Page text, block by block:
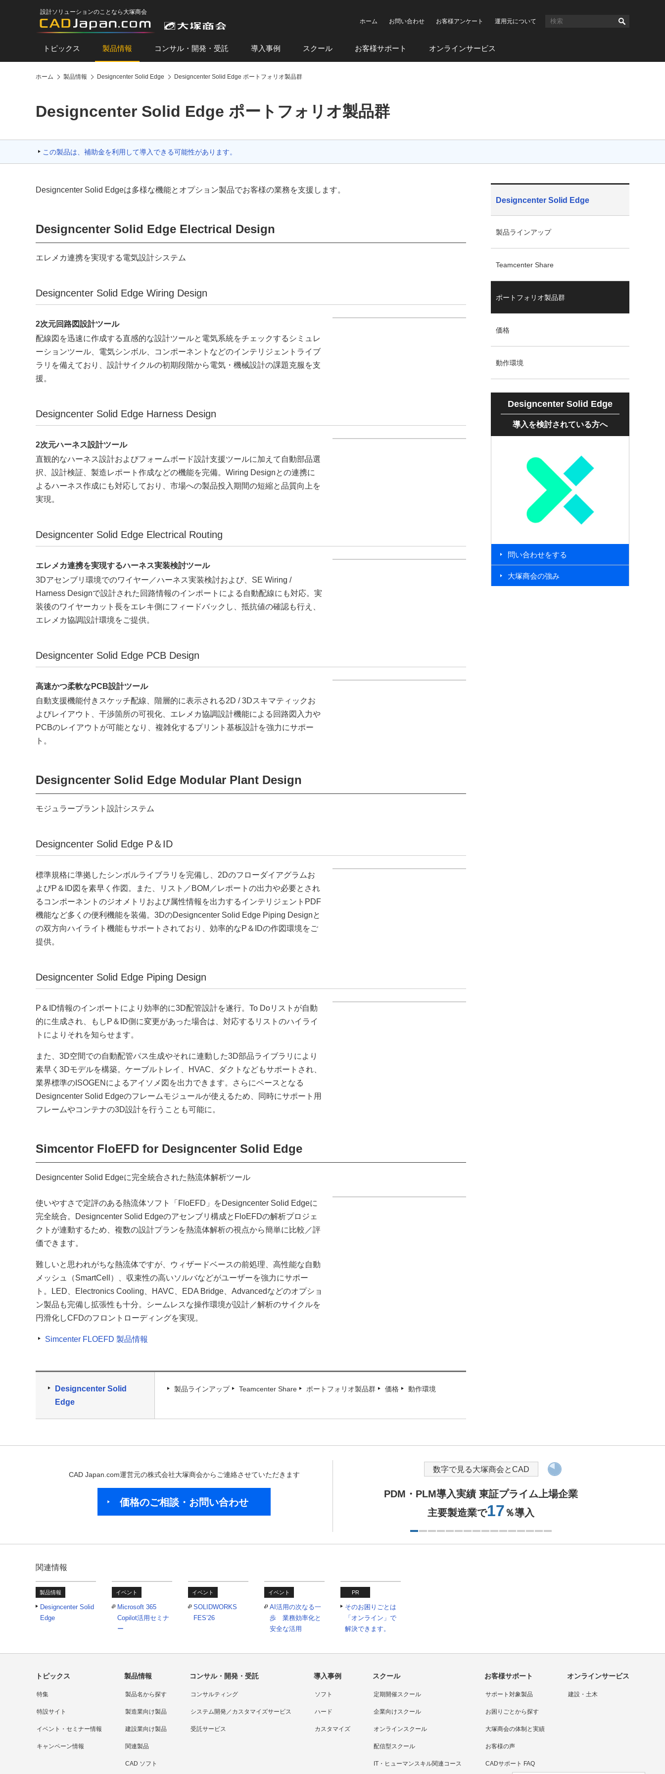
設計ソリューションのことなら大塚商会
ホーム
お問い合わせ お客様アンケート 運用元について
トピックス 製品情報 コンサル・開発・受託 導入事例 スクール お客様サポート オンラインサービス
ホーム 製品情報 Designcenter Solid Edge Designcenter Solid Edge ポートフォリオ製品群
Designcenter Solid Edge ポートフォリオ製品群
この製品は、補助金を利用して導入できる可能性があります。
Designcenter Solid Edgeは多様な機能とオプション製品でお客様の業務を支援します。
Designcenter Solid Edge Electrical Design
エレメカ連携を実現する電気設計システム
Designcenter Solid Edge Wiring Design
2次元回路図設計ツール
配線図を迅速に作成する直感的な設計ツールと電気系統をチェックするシミュレ
ーションツール、電気シンボル、コンポーネントなどのインテリジェントライブ
ラリを備えており、設計サイクルの初期段階から電気・機械設計の課題克服を支
援。
Designcenter Solid Edge Harness Design
2次元ハーネス設計ツール
直観的なハーネス設計およびフォームボード設計支援ツールに加えて自動部品選
択、設計検証、製造レポート作成などの機能を完備。Wiring Designとの連携に
よるハーネス作成にも対応しており、市場への製品投入期間の短縮と品質向上を
実現。
Designcenter Solid Edge Electrical Routing
エレメカ連携を実現するハーネス実装検討ツール
3Dアセンブリ環境でのワイヤー／ハーネス実装検討および、SE Wiring /
Harness Designで設計された回路情報のインポートによる自動配線にも対応。実
装後のワイヤーカット長をエレキ側にフィードバックし、抵抗値の確認も行え、
エレメカ協調設計環境をご提供。
Designcenter Solid Edge PCB Design
高速かつ柔軟なPCB設計ツール
自動支援機能付きスケッチ配線、階層的に表示される2D / 3Dスキマティックお
よびレイアウト、干渉箇所の可視化、エレメカ協調設計機能による回路図入力や
PCBのレイアウトが可能となり、複雑化するプリント基板設計を強力にサポー
ト。
Designcenter Solid Edge Modular Plant Design
モジュラープラント設計システム
Designcenter Solid Edge P＆ID
標準規格に準拠したシンボルライブラリを完備し、2Dのフローダイアグラムお
よびP＆ID図を素早く作図。また、リスト／BOM／レポートの出力や必要とされ
るコンポーネントのジオメトリおよび属性情報を出力するインテリジェントPDF
機能など多くの便利機能を装備。3DのDesigncenter Solid Edge Piping Designと
の双方向ハイライト機能もサポートされており、効率的なP＆IDの作図環境をご
提供。
Designcenter Solid Edge Piping Design
P＆ID情報のインポートにより効率的に3D配管設計を遂行。To Doリストが自動
的に生成され、もしP＆ID側に変更があった場合は、対応するリストのハイライ
トによりそれを知らせます。
また、3D空間での自動配管パス生成やそれに連動した3D部品ライブラリにより
素早く3Dモデルを構築。ケーブルトレイ、HVAC、ダクトなどもサポートされ、
業界標準のISOGENによるアイソメ図を出力できます。さらにベースとなる
Designcenter Solid Edgeのフレームモジュールが使えるため、同時にサポート用
フレームやコンテナの3D設計を行うことも可能に。
Simcentor FloEFD for Designcenter Solid Edge
Designcenter Solid Edgeに完全統合された熱流体解析ツール
使いやすさで定評のある熱流体ソフト「FloEFD」をDesigncenter Solid Edgeに
完全統合。Designcenter Solid Edgeのアセンブリ構成とFloEFDの解析プロジェ
クトが連動するため、複数の設計プランを熱流体解析の視点から簡単に比較／評
価できます。
難しいと思われがちな熱流体ですが、ウィザードベースの前処理、高性能な自動
メッシュ（SmartCell）、収束性の高いソルバなどがユーザーを強力にサポー
ト。LED、Electronics Cooling、HAVC、EDA Bridge、Advancedなどのオプショ
ン製品も完備し拡張性も十分。シームレスな操作環境が設計／解析のサイクルを
円滑化しCFDのフロントローディングを実現。
Simcenter FLOEFD 製品情報
Designcenter Solid
Edge
製品ラインアップ Teamcenter Share ポートフォリオ製品群 価格 動作環境
CAD Japan.com運営元の株式会社大塚商会からご連絡させていただきます
価格のご相談・お問い合わせ
数字で見る大塚商会とCAD
PDM・PLM導入実績 東証プライム上場企業
主要製造業で17 ％導入
関連情報
製品情報
Designcenter Solid
Edge
イベント
Microsoft 365
Copilot活用セミナ
ー
イベント
SOLIDWORKS
FES’26
イベント
AI活用の次なる一
歩 業務効率化と
安全な活用
PR
そのお困りごとは
「オンライン」で
解決できます。
Designcenter Solid Edge
製品ラインアップ
Teamcenter Share
ポートフォリオ製品群
価格
動作環境
Designcenter Solid Edge
導入を検討されている方へ
問い合わせをする
大塚商会の強み
Designcenter Solid Edge
導入を検討されている方へ
トピックス
特集
特設サイト
イベント・セミナー情報
キャンペーン情報
製品情報
製品名から探す
製造業向け製品
建設業向け製品
関連製品
CAD ソフト
コンサル・開発・受託
コンサルティング
システム開発／カスタマイズサービス
受託サービス
導入事例
ソフト
ハード
カスタマイズ
スクール
定期開催スクール
企業向けスクール
オンラインスクール
配信型スクール
IT・ヒューマンスキル関連コース
お客様サポート
サポート対象製品
お困りごとから探す
大塚商会の体制と実績
お客様の声
CADサポート FAQ
オンラインサービス
建設・土木